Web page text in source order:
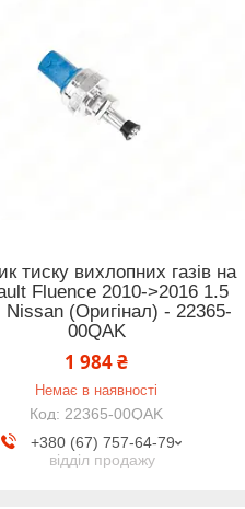
тиску вихлопних газів на
Fluence 2010->2016 1.5
Nissan (Оригінал) - 22365-
00QAK
1 984 ₴
Немає в наявності
22365-00QAK
+380 (67) 757-64-79
відділ продажу